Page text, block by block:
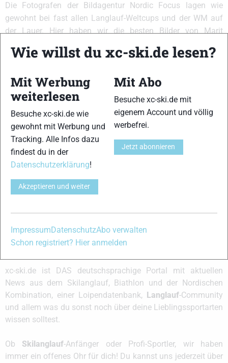
Die Fotografen der Bildagentur Nordic Focus lagen wie
gewohnt bei fast allen Langlauf-Weltcups und der WM auf
der Lauer. Hier haben wir die besten Bilder von Marit
Blinkfestivalen:
Tiril Udnes Weng
Stenshagen
Massenstart, Nadja
Kälin auf dem
Podest
Blinkfestivalen:
souveräne Solo-
Langdistanzrennen
Blinkfestivalen:
Drei Favoritensiege
Schreibe einen Kommentar
xc-ski.de ist DAS deutschsprachige Portal mit aktuellen
News aus dem Skilanglauf, Biathlon und der Nordischen
Kombination, einer Loipendatenbank, Langlauf-Community
und allem was du sonst noch über deine Lieblingssportarten
wissen solltest.
Ob Skilanglauf-Anfänger oder Profi-Sportler, wir haben
immer ein offenes Ohr für dich! Du kannst uns jederzeit über
Wie willst du xc-ski.de lesen?
Mit Werbung
weiterlesen
Besuche xc-ski.de wie
gewohnt mit Werbung und
Tracking. Alle Infos dazu
findest du in der
Datenschutzerklärung!
Akzeptieren und weiter
Mit Abo
Besuche xc-ski.de mit
eigenem Account und völlig
werbefrei.
Jetzt abonnieren
Impressum DatenschutzAbo verwalten
Schon registriert? Hier anmelden